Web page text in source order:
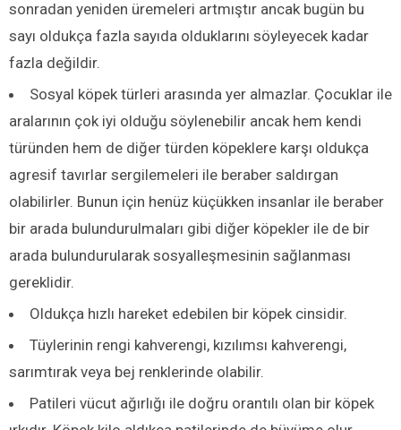
sonradan yeniden üremeleri artmıştır ancak bugün bu
sayı oldukça fazla sayıda olduklarını söyleyecek kadar
fazla değildir.
Sosyal köpek türleri arasında yer almazlar. Çocuklar ile
aralarının çok iyi olduğu söylenebilir ancak hem kendi
türünden hem de diğer türden köpeklere karşı oldukça
agresif tavırlar sergilemeleri ile beraber saldırgan
olabilirler. Bunun için henüz küçükken insanlar ile beraber
bir arada bulundurulmaları gibi diğer köpekler ile de bir
arada bulundurularak sosyalleşmesinin sağlanması
gereklidir.
Oldukça hızlı hareket edebilen bir köpek cinsidir.
Tüylerinin rengi kahverengi, kızılımsı kahverengi,
sarımtırak veya bej renklerinde olabilir.
Patileri vücut ağırlığı ile doğru orantılı olan bir köpek